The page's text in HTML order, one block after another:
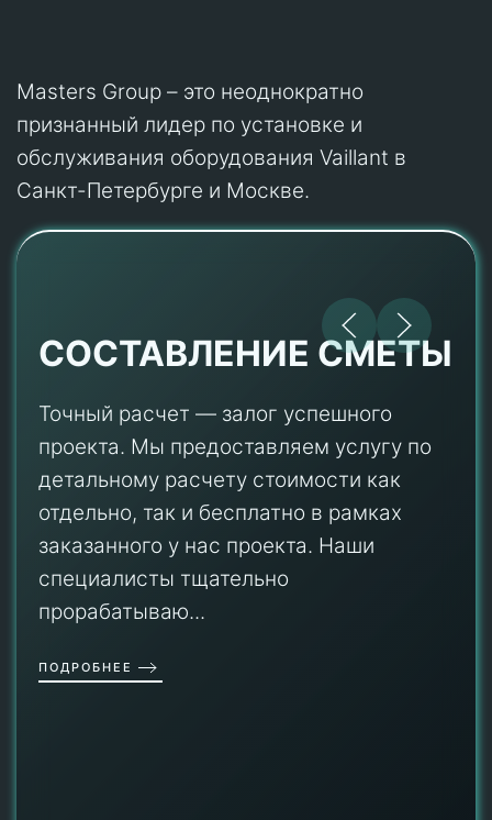
Masters Group – это неоднократно
признанный лидер по установке и
обслуживания оборудования Vaillant в
Санкт-Петербурге и Москве.
СОСТАВЛЕНИЕ СМЕТЫ
Точный расчет — залог успешного
проекта. Мы предоставляем услугу по
детальному расчету стоимости как
отдельно, так и бесплатно в рамках
заказанного у нас проекта. Наши
специалисты тщательно
прорабатываю...
ПОДРОБНЕЕ